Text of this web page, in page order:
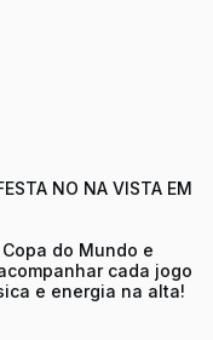
NO NA VISTA EM
do Mundo e
cada jogo
e energia na alta!